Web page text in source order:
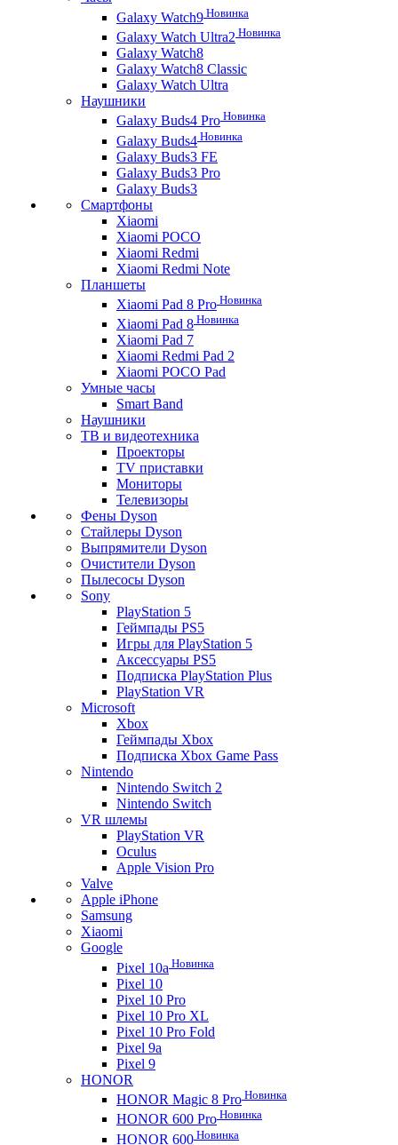
Galaxy Watch9 Новинка
Galaxy Watch Ultra2 Новинка
Galaxy Watch8
Galaxy Watch8 Classic
Galaxy Watch Ultra
Наушники
Galaxy Buds4 Pro Новинка
Galaxy Buds4 Новинка
Galaxy Buds3 FE
Galaxy Buds3 Pro
Galaxy Buds3
Смартфоны
Xiaomi
Xiaomi POCO
Xiaomi Redmi
Xiaomi Redmi Note
Планшеты
Xiaomi Pad 8 Pro Новинка
Xiaomi Pad 8 Новинка
Xiaomi Pad 7
Xiaomi Redmi Pad 2
Xiaomi POCO Pad
Умные часы
Smart Band
Наушники
ТВ и видеотехника
Проекторы
TV приставки
Мониторы
Телевизоры
Фены Dyson
Стайлеры Dyson
Выпрямители Dyson
Очистители Dyson
Пылесосы Dyson
Sony
PlayStation 5
Геймпады PS5
Игры для PlayStation 5
Аксессуары PS5
Подписка PlayStation Plus
PlayStation VR
Microsoft
Xbox
Геймпады Xbox
Подписка Xbox Game Pass
Nintendo
Nintendo Switch 2
Nintendo Switch
VR шлемы
PlayStation VR
Oculus
Apple Vision Pro
Valve
Apple iPhone
Samsung
Xiaomi
Google
Pixel 10a Новинка
Pixel 10
Pixel 10 Pro
Pixel 10 Pro XL
Pixel 10 Pro Fold
Pixel 9a
Pixel 9
HONOR
HONOR Magic 8 Pro Новинка
HONOR 600 Pro Новинка
HONOR 600 Новинка